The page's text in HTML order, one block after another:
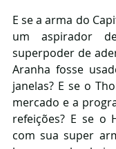
E se a arma do
um aspirador
superpoder de
Aranha fosse
janelas? E se o
mercado e a
refeições? E se o
com sua super